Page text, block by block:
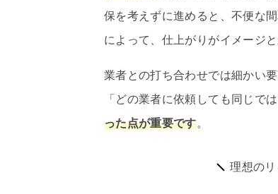
保を考えずに進めると、不便な
によって、仕上がりがイメージ
業者との打ち合わせでは細かい
「どの業者に依頼しても同じで
った点が重要です。
理想の